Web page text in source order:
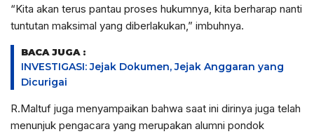
“Kita akan terus pantau proses hukumnya, kita berharap nanti
tuntutan maksimal yang diberlakukan,” imbuhnya.
BACA JUGA :
INVESTIGASI: Jejak Dokumen, Jejak Anggaran yang
Dicurigai
R.Maltuf juga menyampaikan bahwa saat ini dirinya juga telah
menunjuk pengacara yang merupakan alumni pondok